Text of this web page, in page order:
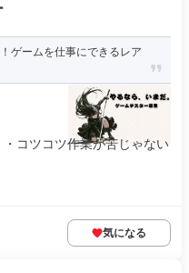
ゲームを仕事にできるレア
コツコツ作業が苦じゃない
気になる